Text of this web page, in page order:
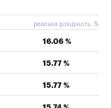
реальна дохідність, %
16.06 %
15.77 %
15.77 %